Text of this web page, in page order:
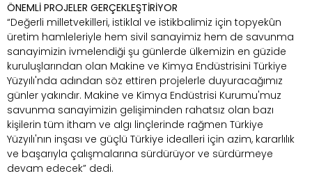
ÖNEMLİ PROJELER GERÇEKLEŞTİRİYOR
“Değerli milletvekilleri, istiklal ve istikbalimiz için topyekûn
üretim hamleleriyle hem sivil sanayimiz hem de savunma
sanayimizin ivmelendiği şu günlerde ülkemizin en güzide
kuruluşlarından olan Makine ve Kimya Endüstrisini Türkiye
Yüzyılı'nda adından söz ettiren projelerle duyuracağımız
günler yakındır. Makine ve Kimya Endüstrisi Kurumu'muz
savunma sanayimizin gelişiminden rahatsız olan bazı
kişilerin tüm itham ve algı linçlerinde rağmen Türkiye
Yüzyılı'nın inşası ve güçlü Türkiye idealleri için azim, kararlılık
ve başarıyla çalışmalarına sürdürüyor ve sürdürmeye
devam edecek” dedi.